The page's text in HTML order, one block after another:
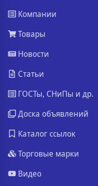
Компании
Товары
Новости
Статьи
ГОСТы, СНиПы и др.
Доска объявлений
Каталог ссылок
Торговые марки
Видео